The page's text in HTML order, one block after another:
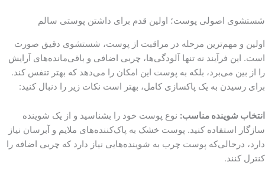
شستشوی اصولی پوست؛ اولین قدم برای داشتن پوستی سالم
اولین و مهم‌ترین مرحله در مراقبت از پوست، شستشوی دقیق صورت
است. این فرآیند نه تنها آلودگی‌ها، چربی اضافی و باقی‌مانده‌های آرایش
را از بین می‌برد، بلکه به پوست این امکان را می‌دهد که بهتر تنفس کند.
برای رسیدن به یک پاکسازی کامل، بهتر است نکات زیر را دنبال کنید:
انتخاب شوینده مناسب: نوع پوست خود را بشناسید و از یک شوینده
سازگار استفاده کنید. پوست خشک به پاک‌کننده‌های ملایم و آبرسان نیاز
دارد، درحالی‌که پوست چرب به شوینده‌هایی نیاز دارد که چربی اضافه را
کنترل کنند.